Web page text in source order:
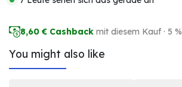
8,60 € Cashback mit diesem Kauf · 5 %
You might also like